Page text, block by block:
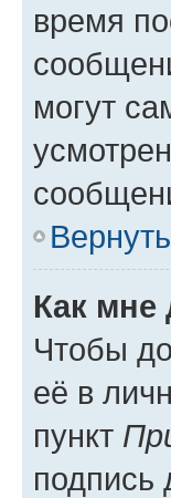
время
могут
Как мне
Чтобы
её в
пункт
подпись